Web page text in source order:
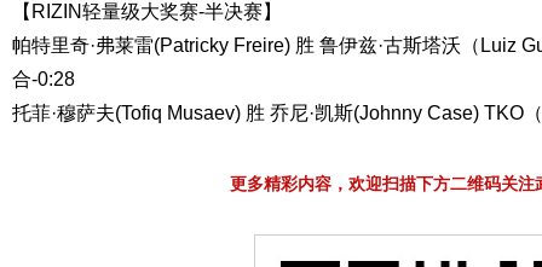
【RIZIN轻量级大奖赛-半决赛】
帕特里奇·弗莱雷(Patricky Freire) 胜 鲁伊兹·古斯塔沃（Luiz
合-0:28
托菲·穆萨夫(Tofiq Musaev) 胜 乔尼·凯斯(Johnny Case) TKO
更多精彩内容，欢迎扫描下方二维码关注